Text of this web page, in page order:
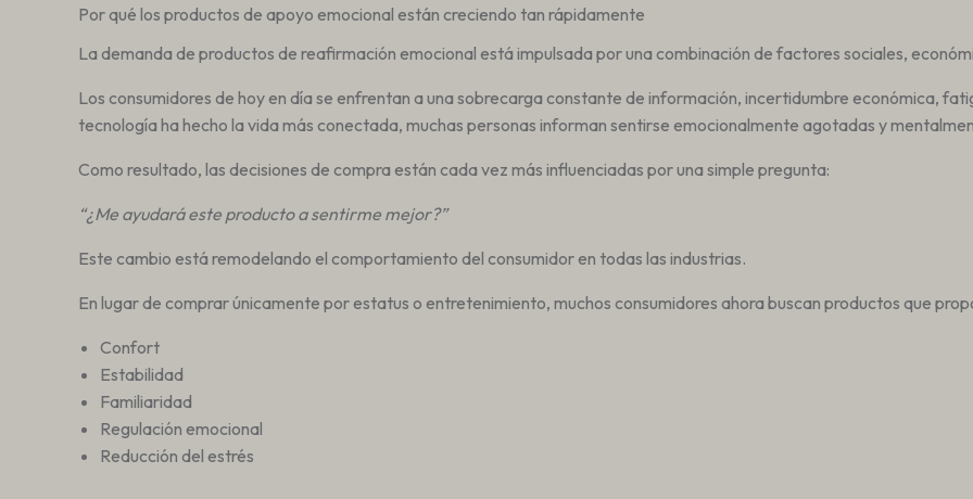
Por qué los productos de apoyo emocional están creciendo tan rápidamente
La demanda de productos de reafirmación emocional está impulsada por una combinación de factores sociales,
Los consumidores de hoy en día se enfrentan a una sobrecarga constante de información, incertidumbre económica,
tecnología ha hecho la vida más conectada, muchas personas informan sentirse emocionalmente agotadas y
Como resultado, las decisiones de compra están cada vez más influenciadas por una simple pregunta:
“¿Me ayudará este producto a sentirme mejor?”
Este cambio está remodelando el comportamiento del consumidor en todas las industrias.
En lugar de comprar únicamente por estatus o entretenimiento, muchos consumidores ahora buscan productos que
Confort
Estabilidad
Familiaridad
Regulación emocional
Reducción del estrés